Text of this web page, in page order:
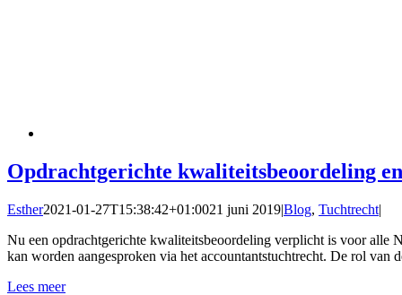
Opdrachtgerichte kwaliteitsbeoordeling
Esther2021-01-27T15:38:42+01:0021 juni 2019|Blog, Tuchtrecht|
Nu een opdrachtgerichte kwaliteitsbeoordeling verplicht is voor alle
kan worden aangesproken via het accountantstuchtrecht. De rol
Lees meer